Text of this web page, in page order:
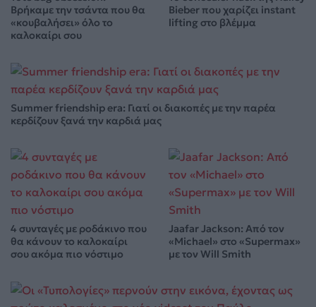
Βρήκαμε την τσάντα που θα
«κουβαλήσει» όλο το
καλοκαίρι σου
Bieber που χαρίζει instant
lifting στο βλέμμα
Summer friendship era: Γιατί οι διακοπές με την παρέα
κερδίζουν ξανά την καρδιά μας
4 συνταγές με ροδάκινο που
θα κάνουν το καλοκαίρι
σου ακόμα πιο νόστιμο
Jaafar Jackson: Από τον
«Michael» στο «Supermax»
με τον Will Smith